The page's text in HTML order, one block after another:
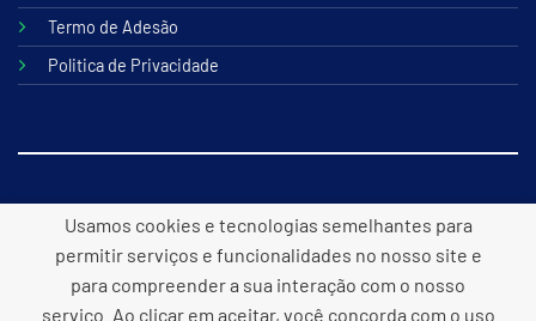
Termo de Adesão
Politica de Privacidade
© 2026 B2lite Tecnologia Online
Desenvolvido porPanacea
Usamos cookies e tecnologias semelhantes para
permitir serviços e funcionalidades no nosso site e
para compreender a sua interação com o nosso
serviço. Ao clicar em aceitar, você concorda com o uso